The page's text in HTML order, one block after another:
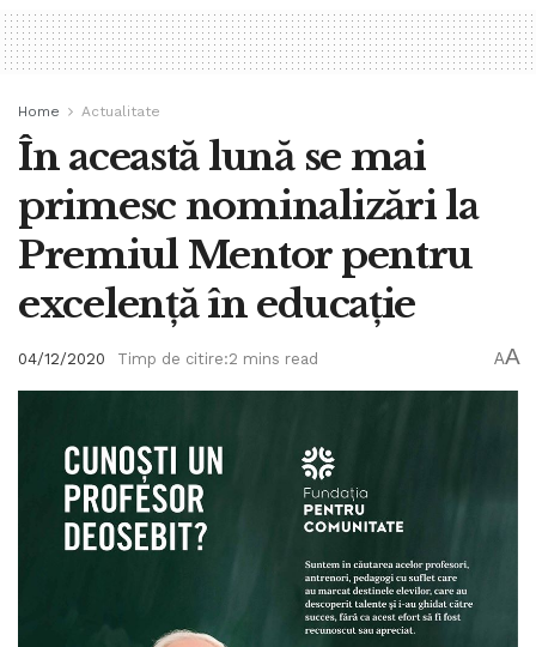
Home Actualitate
În această lună se mai
primesc nominalizări la
Premiul Mentor pentru
excelență în educație
04/12/2020 Timp de citire:2 mins read AA